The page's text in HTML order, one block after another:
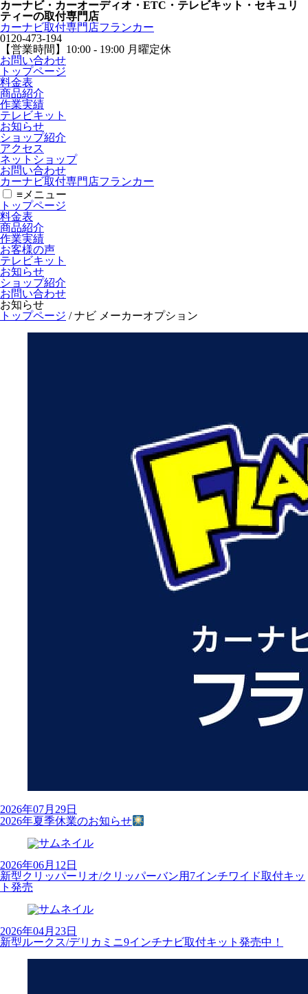
カーナビ・カーオーディオ・ETC・テレビキット・セキュリ
ティーの取付専門店
カーナビ取付専⾨店フランカー
0120-473-194
【営業時間】 10:00 - 19:00 月曜定休
お問い合わせ
トップページ
料金表
商品紹介
作業実績
テレビキット
お知らせ
ショップ紹介
アクセス
ネットショップ
お問い合わせ
カーナビ取付専⾨店フランカー
≡ メニュー
トップページ
料金表
商品紹介
作業実績
お客様の声
テレビキット
お知らせ
ショップ紹介
お問い合わせ
お知らせ
トップページ /ナビ メーカーオプション
2026年07月29日
2026年夏季休業のお知らせ
2026年06月12日
新型クリッパーリオ/クリッパーバン用7インチワイド取付キッ
ト発売
2026年04月23日
新型ルークス/デリカミニ9インチナビ取付キット発売中！